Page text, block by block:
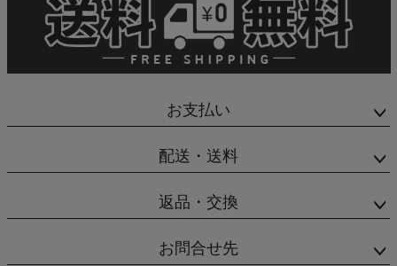
お支払い
配送・送料
返品・交換
お問合せ先